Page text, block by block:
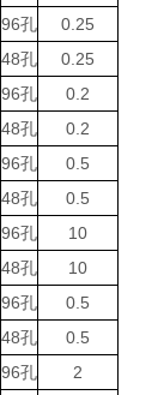
96孔
0.25
48孔
0.25
96孔
0.2
48孔
0.2
96孔
0.5
48孔
0.5
96孔
10
48孔
10
96孔
0.5
48孔
0.5
96孔
2